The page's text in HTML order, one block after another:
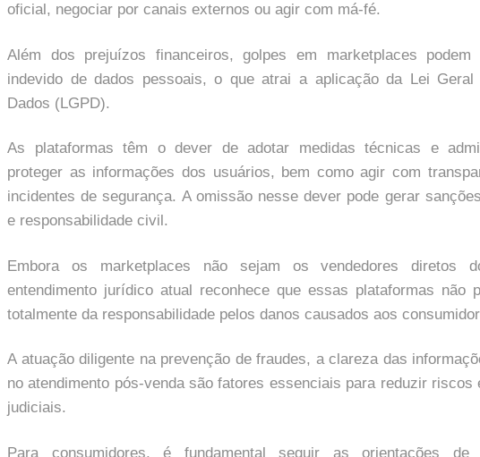
oficial, negociar por canais externos ou agir com má-fé.
Além dos prejuízos financeiros, golpes em marketplaces
indevido de dados pessoais, o que atrai a aplicação da Lei Geral
Dados (LGPD).
As plataformas têm o dever de adotar medidas técnicas e
proteger as informações dos usuários, bem como agir com
incidentes de segurança. A omissão nesse dever pode gerar
e responsabilidade civil.
Embora os marketplaces não sejam os vendedores diretos
entendimento jurídico atual reconhece que essas plataformas não
totalmente da responsabilidade pelos danos causados aos
A atuação diligente na prevenção de fraudes, a clareza das
no atendimento pós-venda são fatores essenciais para reduzir riscos
judiciais.
Para consumidores, é fundamental seguir as orientações de